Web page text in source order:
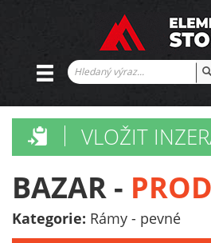
VLOŽIT
BAZAR -
Kategorie: Rámy - pevné